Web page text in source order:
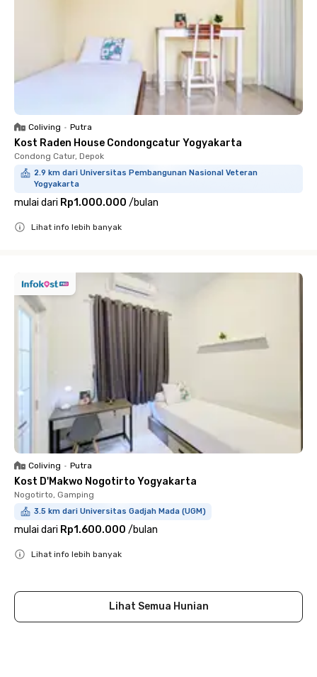
Coliving • Putra
Kost Raden House Condongcatur Yogyakarta
Condong Catur, Depok
2.9 km dari Universitas Pembangunan Nasional Veteran
Yogyakarta
mulai dari Rp1.000.000 /bulan
Lihat info lebih banyak
Coliving • Putra
Kost D'Makwo Nogotirto Yogyakarta
Nogotirto, Gamping
3.5 km dari Universitas Gadjah Mada (UGM)
mulai dari Rp1.600.000 /bulan
Lihat info lebih banyak
Lihat Semua Hunian